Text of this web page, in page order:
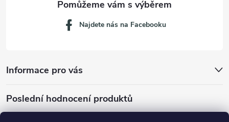
Informace pro vás
Najdete nás na Facebooku
Poslední hodnocení produktů